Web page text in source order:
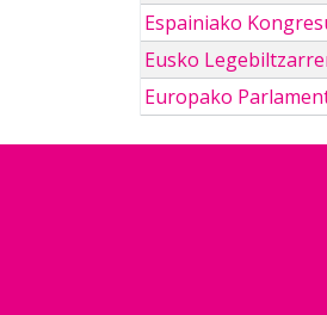
Espainiako
Eusko
Europako